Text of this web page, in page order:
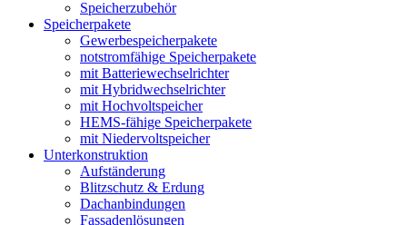
Speicherzubehör
Speicherpakete
Gewerbespeicherpakete
notstromfähige Speicherpakete
mit Batteriewechselrichter
mit Hybridwechselrichter
mit Hochvoltspeicher
HEMS-fähige Speicherpakete
mit Niedervoltspeicher
Unterkonstruktion
Aufständerung
Blitzschutz & Erdung
Dachanbindungen
Fassadenlösungen